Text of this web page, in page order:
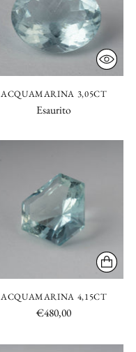
ACQUAMARINA 3,05CT
Esaurito
ACQUAMARINA 4,15CT
€480,00